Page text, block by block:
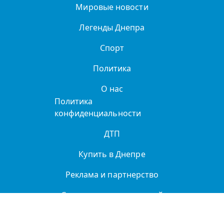
Мировые новости
Легенды Днепра
Спорт
Политика
О нас
Политика
конфиденциальности
ДТП
Купить в Днепре
Реклама и партнерство